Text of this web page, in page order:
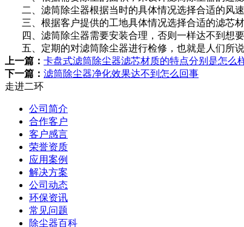
二、滤筒除尘器根据当时的具体情况选择合适的风速
三、根据客户提供的工地具体情况选择合适的滤芯材
四、滤筒除尘器需要安装合理，否则一样达不到想要
五、定期的对滤筒除尘器进行检修，也就是人们所说
上一篇： 卡盘式滤筒除尘器滤芯材质的特点分别是怎么
下一篇： 滤筒除尘器净化效果达不到怎么回事
走进二环
公司简介
合作客户
客户感言
荣誉资质
应用案例
解决方案
公司动态
环保资讯
常见问题
除尘器百科